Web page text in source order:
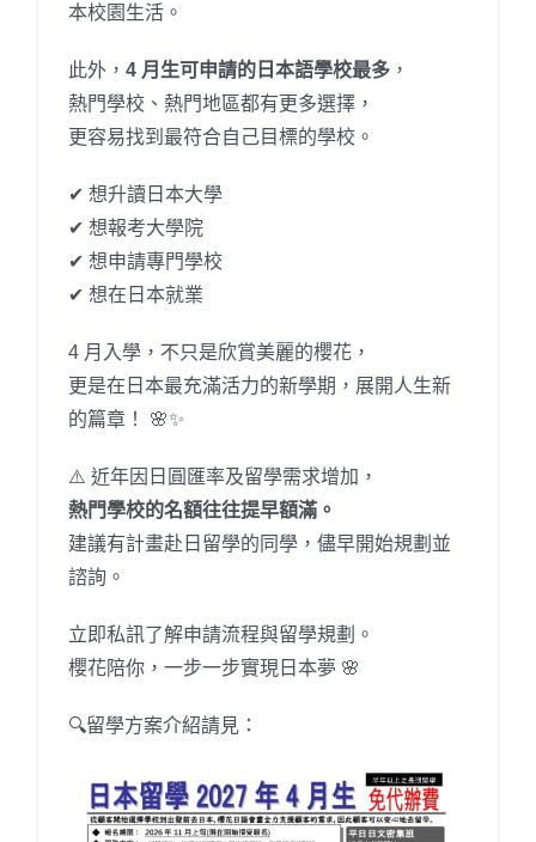
本校園生活。
此外， 4 月生可申請的日本語學校最多，
熱門學校、熱門地區都有更多選擇，
更容易找到最符合自己目標的學校。
✔ 想升讀日本大學
✔ 想報考大學院
✔ 想申請專門學校
✔ 想在日本就業
4 月入學，不只是欣賞美麗的櫻花，
更是在日本最充滿活力的新學期，展開人生新
的篇章！ 🌸✨
⚠️ 近年因日圓匯率及留學需求增加，
熱門學校的名額往往提早額滿。
建議有計畫赴日留學的同學，儘早開始規劃並
諮詢。
立即私訊了解申請流程與留學規劃。
櫻花陪你，一步一步實現日本夢 🌸
🔍留學方案介紹請見：